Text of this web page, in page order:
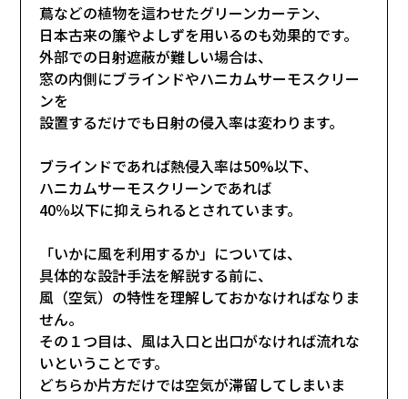
蔦などの植物を這わせたグリーンカーテン、
日本古来の簾やよしずを用いるのも効果的です。
外部での日射遮蔽が難しい場合は、
窓の内側にブラインドやハニカムサーモスクリー
ンを
設置するだけでも日射の侵入率は変わります。
ブラインドであれば熱侵入率は50%以下、
ハニカムサーモスクリーンであれば
40％以下に抑えられるとされています。
「いかに風を利用するか」については、
具体的な設計手法を解説する前に、
風（空気）の特性を理解しておかなければなりま
せん。
その１つ目は、風は入口と出口がなければ流れな
いということです。
どちらか片方だけでは空気が滞留してしまいま